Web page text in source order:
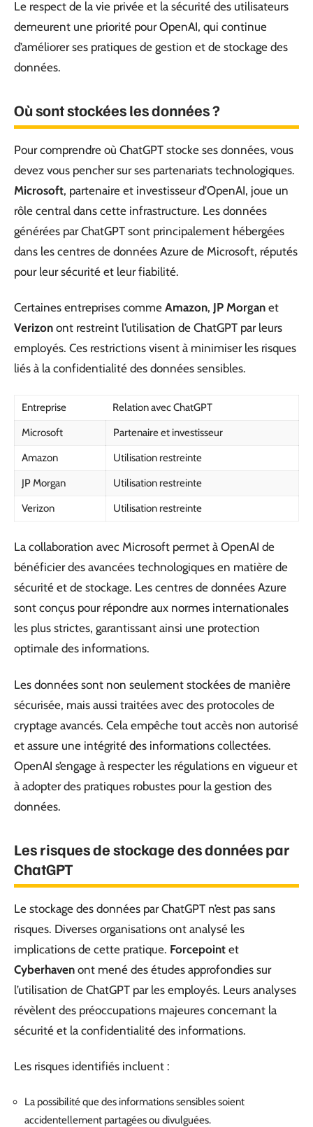
Le respect de la vie privée et la sécurité des utilisateurs
demeurent une priorité pour OpenAI, qui continue
d’améliorer ses pratiques de gestion et de stockage des
données.
Où sont stockées les données ?
Pour comprendre où ChatGPT stocke ses données, vous
devez vous pencher sur ses partenariats technologiques.
Microsoft, partenaire et investisseur d’OpenAI, joue un
rôle central dans cette infrastructure. Les données
générées par ChatGPT sont principalement hébergées
dans les centres de données Azure de Microsoft, réputés
pour leur sécurité et leur fiabilité.
Certaines entreprises comme Amazon, JP Morgan et
Verizon ont restreint l’utilisation de ChatGPT par leurs
employés. Ces restrictions visent à minimiser les risques
liés à la confidentialité des données sensibles.
Entreprise
Relation avec ChatGPT
Microsoft
Partenaire et investisseur
Amazon
Utilisation restreinte
JP Morgan
Utilisation restreinte
Verizon
Utilisation restreinte
La collaboration avec Microsoft permet à OpenAI de
bénéficier des avancées technologiques en matière de
sécurité et de stockage. Les centres de données Azure
sont conçus pour répondre aux normes internationales
les plus strictes, garantissant ainsi une protection
optimale des informations.
Les données sont non seulement stockées de manière
sécurisée, mais aussi traitées avec des protocoles de
cryptage avancés. Cela empêche tout accès non autorisé
et assure une intégrité des informations collectées.
OpenAI s’engage à respecter les régulations en vigueur et
à adopter des pratiques robustes pour la gestion des
données.
Les risques de stockage des données par
ChatGPT
Le stockage des données par ChatGPT n’est pas sans
risques. Diverses organisations ont analysé les
implications de cette pratique. Forcepoint et
Cyberhaven ont mené des études approfondies sur
l’utilisation de ChatGPT par les employés. Leurs analyses
révèlent des préoccupations majeures concernant la
sécurité et la confidentialité des informations.
Les risques identifiés incluent :
La possibilité que des informations sensibles soient
accidentellement partagées ou divulguées.